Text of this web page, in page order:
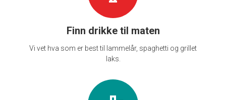
Finn drikke til maten
Vi vet hva som er best til lammelår, spaghetti og grillet
laks.